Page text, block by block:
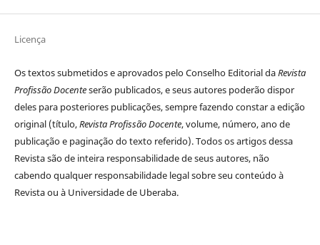
Licença
Os textos submetidos e aprovados pelo Conselho Editorial daRevista
Profissão Docenteserão publicados, e seus autores poderão dispor
deles para posteriores publicações, sempre fazendo constar a edição
original (título,Revista Profissão Docente, volume, número, ano de
publicação e paginação do texto referido). Todos os artigos dessa
Revista são de inteira responsabilidade de seus autores, não
cabendo qualquer responsabilidade legal sobre seu conteúdo à
Revista ou à Universidade de Uberaba.